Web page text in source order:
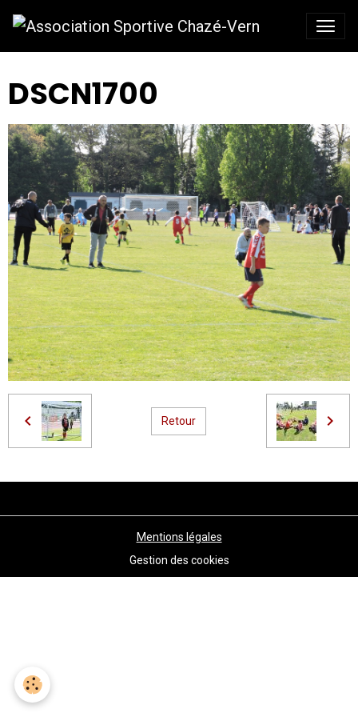
DSCN1700
Retour
Mentions légales
Gestion des cookies